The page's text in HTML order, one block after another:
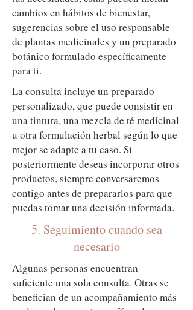
cambios en hábitos de bienestar,
sugerencias sobre el uso responsable
de plantas medicinales y un preparado
botánico formulado específicamente
para ti.
La consulta incluye un preparado
personalizado, que puede consistir en
una tintura, una mezcla de té medicinal
u otra formulación herbal según lo que
mejor se adapte a tu caso. Si
posteriormente deseas incorporar otros
productos, siempre conversaremos
contigo antes de prepararlos para que
puedas tomar una decisión informada.
5. Seguimiento cuando sea
necesario
Algunas personas encuentran
suficiente una sola consulta. Otras se
benefician de un acompañamiento más